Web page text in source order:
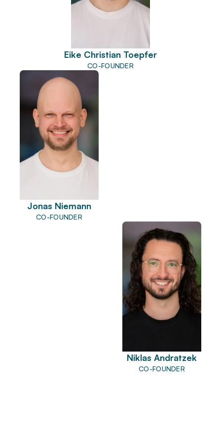
Eike Christian Toepfer
CO-FOUNDER
Jonas Niemann
CO-FOUNDER
Niklas Andratzek
CO-FOUNDER